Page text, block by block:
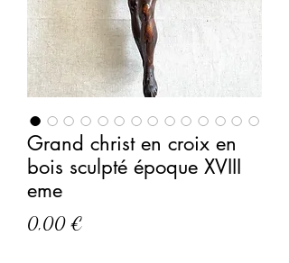
Grand christ en croix en
bois sculpté époque XVIII
eme
0,00 €